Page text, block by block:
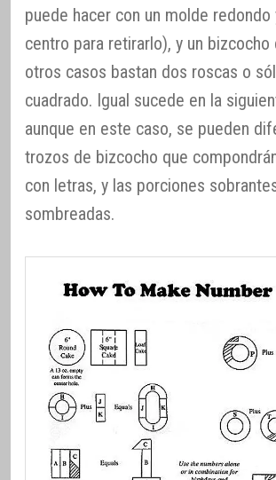
puede hacer con un molde
centro para retirarlo), y un bizcocho
otros casos bastan dos roscas o
cuadrado. Igual sucede en la
aunque en este caso, se pueden
trozos de bizcocho que
con letras, y las porciones
sombreadas.